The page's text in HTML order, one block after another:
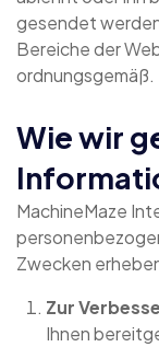
gesendet
Bereiche der
ordnungsgemäß.
Wie wir
MachineMaze
Zwecken
Zur
Ihnen